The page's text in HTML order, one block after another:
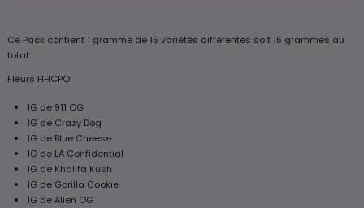
Ce Pack contient 1 gramme de 15 variétés différentes soit 15 grammes au
total:
Fleurs HHCPO:
1G de 911 OG
1G de Crazy Dog
1G de Blue Cheese
1G de LA Confidential
1G de Khalifa Kush
1G de Gorilla Cookie
1G de Alien OG